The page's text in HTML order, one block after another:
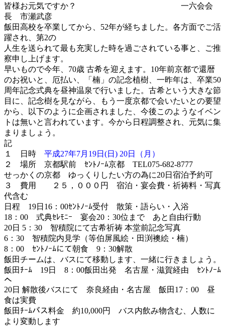
皆様お元気ですか？ 一六会会
長 市瀬武彦
飯田高校を卒業してから、52年が経ちました。各方面でご活
躍され、第2の
人生を送られて最も充実した時を過ごされている事と、ご推
察申し上げます。
早いもので今年、70歳 古希を迎えます。10年前京都で還暦
のお祝いと、厄払い、「楠」の記念植樹、一昨年は、卒業50
周年記念式典を昼神温泉で行いました。古希という大きな節
目に、記念樹を見ながら、もう一度京都で会いたいとの要望
から、以下のように企画されました、今後このようなイベン
トは無いと言われています。今から日程調整され、元気に集
まりましょう。
記
１ 日時 平成27年7月19日(日) 20日（月）
２ 場所 京都駅前 ｾﾝﾄﾉｰﾑ京都 TEL075-682-8777
せっかくの京都 ゆっくりしたい方の為に20日宿泊予約可
３ 費用 ２５，０００円 宿泊・宴会費・祈祷料・写真
代含む
日程 19日16：00ｾﾝﾄﾉｰﾑ受付 散策・語らい・入浴
18：00 式典ｾﾚﾓﾆｰ 宴会20：30位まで あと自由行動
20日 5：30 智積院にて古希祈祷 本堂前記念写真
6：30 智積院内見学（等伯屏風絵・田渕襖絵・楠）
8：00 ｾﾝﾄﾉｰﾑにて朝食 9：30解散
飯田チームは、バスにて移動します、一緒に行きましょう。
飯田ﾁｰﾑ 19日 8：00飯田出発 名古屋・滋賀経由 ｾﾝﾄﾉｰﾑ
へ
20日 解散後バスにて 奈良経由・名古屋 飯田17：00 昼
食は実費
飯田ﾁｰﾑバス料金 約10,000円 バス内飲み物含む、人数に
より変動します